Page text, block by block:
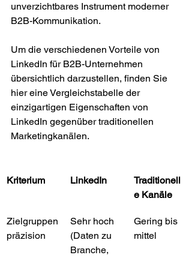
unverzichtbares Instrument moderner
B2B-Kommunikation.
Um die verschiedenen Vorteile von
LinkedIn für B2B-Unternehmen
übersichtlich darzustellen, finden Sie
hier eine Vergleichstabelle der
einzigartigen Eigenschaften von
LinkedIn gegenüber traditionellen
Marketingkanälen.
Kriterium LinkedIn
Traditionell
e Kanäle
Zielgruppen
präzision
Sehr hoch
(Daten zu
Branche,
Gering bis
mittel